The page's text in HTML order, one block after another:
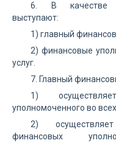
6. В качестве
выступают:
1) главный
2) финансовые
услуг.
7. Главный
1)
уполномоченного во
2)
финансовых